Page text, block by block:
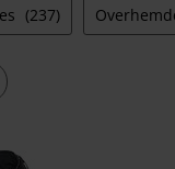
(237)